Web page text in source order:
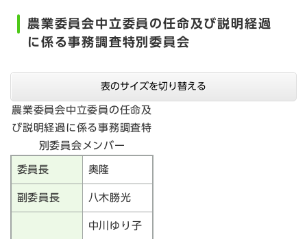
農業委員会中立委員の任命及び説明経過
に係る事務調査特別委員会
表のサイズを切り替える
農業委員会中立委員の任命及
び説明経過に係る事務調査特
別委員会メンバー
委員長 奥隆
副委員長 八木勝光
中川ゆり子